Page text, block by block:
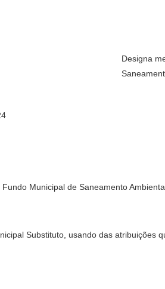
Designa
Municipal de Saneamento
Substituto, usando das atribuições